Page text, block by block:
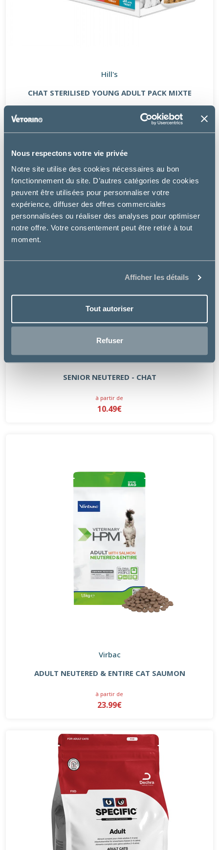
Nous respectons votre vie privée
Notre site utilise des cookies nécessaires au bon
fonctionnement du site. D’autres catégories de cookies
peuvent être utilisées pour personnaliser votre
expérience, diffuser des offres commerciales
personnalisées ou réaliser des analyses pour optimiser
notre offre. Votre consentement peut être retiré à tout
moment.
Afficher les détails
Tout autoriser
Refuser
Hill's
CHAT STERILISED YOUNG ADULT PACK MIXTE
SENIOR NEUTERED - CHAT
à partir de
10.49€
Virbac
ADULT NEUTERED & ENTIRE CAT SAUMON
à partir de
23.99€